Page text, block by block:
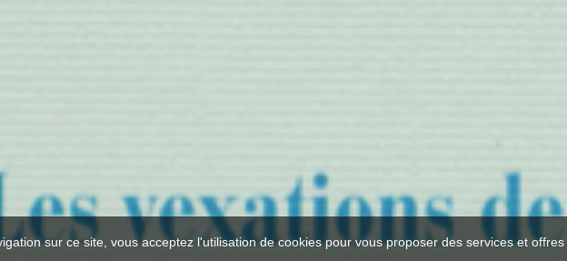
sur ce site, vous acceptez l'utilisation de cookies pour vous proposer des services et